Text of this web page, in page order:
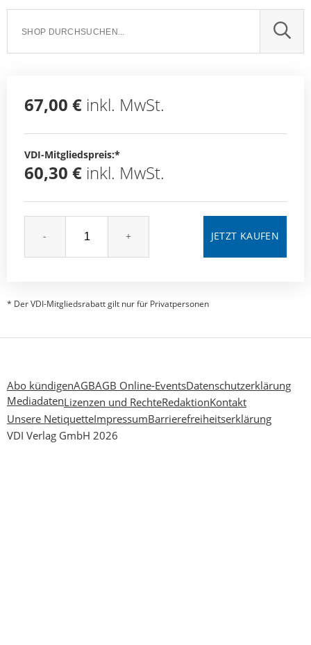
67,00 € inkl. MwSt.
VDI-Mitgliedspreis:*
60,30 € inkl. MwSt.
- +
* Der VDI-Mitgliedsrabatt gilt nur für Privatpersonen
Abo kündigenAGBAGB Online-EventsDatenschutzerklärung
MediadatenLizenzen und RechteRedaktionKontakt
Unsere NetiquetteImpressumBarrierefreiheitserklärung
VDI Verlag GmbH 2026